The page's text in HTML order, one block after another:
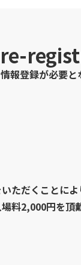
登録が必要と
だくことによ
料2,000円を頂